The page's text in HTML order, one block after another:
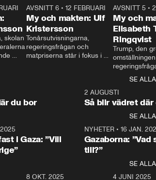
24:30
skolan
27:30
AVSNITT 6 •12 FEBRUARI
My och makten: Ulf
Kristersson
Tonårsutvisningarna,
regeringsfrågan och
matpriserna står i fokus i
Rohwedder ställer
statsminister Ulf Kristersson
AVSNITT 5 •
My och
Elisabeth
Ringqvist
Trump, den
centrum i
avsnittet av
Makten”. Se
Aftonbladets
Rohwedder
Thand Ring
SE ALLA
du bor
2 AUGUSTI
Så blir vädret där
SE ALLA
i Gaza: ”Vill
NYHETER• 16 JAN.
Gazaborna:
till?”
SE ALLA
31:05 4:29
8 OKT. 2025 4 JUNI 2025